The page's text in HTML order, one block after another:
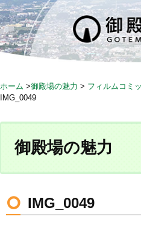
S
k
i
p
c
n
ホーム >御殿場の魅力 > フィルムコミ
IMG_0049
御殿場の魅力
IMG_0049